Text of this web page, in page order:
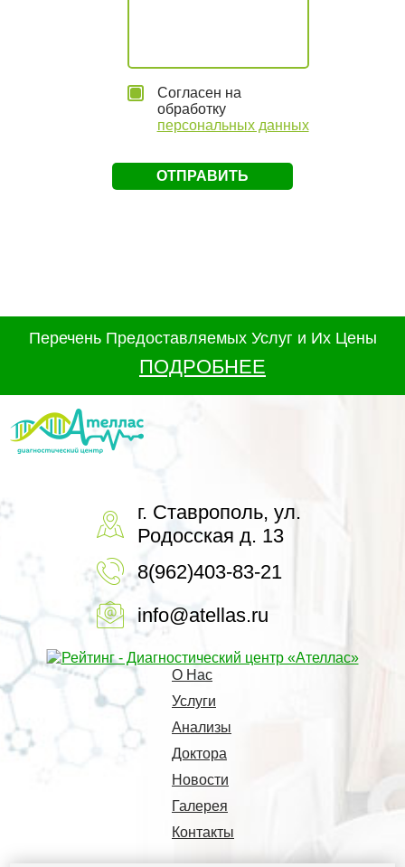
Согласен на
обработку
персональных данных
Перечень Предоставляемых Услуг и Их Цены
ПОДРОБНЕЕ
г. Ставрополь, ул.
Родосская д. 13
8(962)403-83-21
info@atellas.ru
О Нас
Услуги
Анализы
Доктора
Новости
Галерея
Контакты